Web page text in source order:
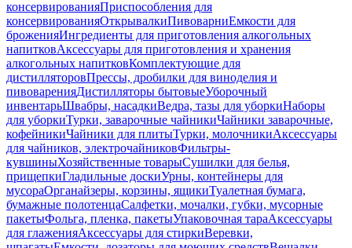
консервированияПриспособления для
консервированияОткрывалкиПивоварниЕмкости для
броженияИнгредиенты для приготовления алкогольных
напитковАксессуары для приготовления и хранения
алкогольных напитковКомплектующие для
дистилляторовПрессы, дробилки для виноделия и
пивоваренияДистилляторы бытовыеУборочный
инвентарьШвабры, насадкиВедра, тазы для уборкиНаборы
для уборкиТурки, заварочные чайникиЧайники заварочные,
кофейникиЧайники для плитыТурки, молочникиАксессуары
для чайников, электрочайниковФильтры-
кувшиныХозяйственные товарыСушилки для белья,
прищепкиГладильные доскиУрны, контейнеры для
мусораОрганайзеры, корзины, ящикиТуалетная бумага,
бумажные полотенцаСалфетки, мочалки, губки, мусорные
пакетыФольга, пленка, пакетыУпаковочная тараАксессуары
для глаженияАксессуары для стиркиВеревки,